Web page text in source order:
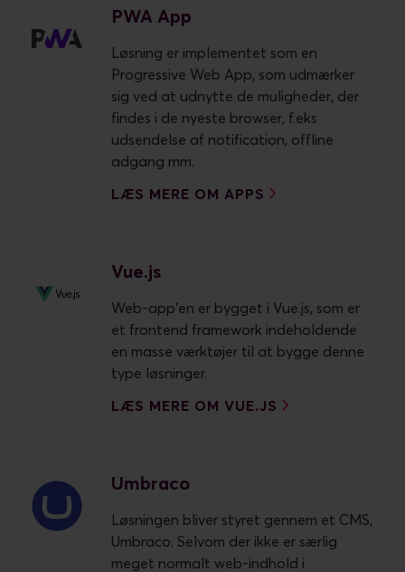
PWA App
Løsning er implementet som en
Progressive Web App, som udmærker
sig ved at udnytte de muligheder, der
findes i de nyeste browser, f.eks
udsendelse af notification, offline
adgang mm.
LÆS MERE OM APPS
Vue.js
Web-app'en er bygget i Vue.js, som er
et frontend framework indeholdende
en masse værktøjer til at bygge denne
type løsninger.
LÆS MERE OM VUE.JS
Umbraco
Løsningen bliver styret gennem et CMS,
Umbraco. Selvom der ikke er særlig
meget normalt web-indhold i